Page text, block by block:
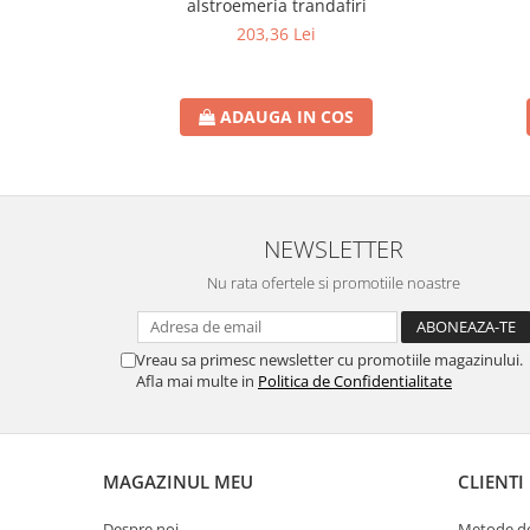
alstroemeria trandafiri
203,36 Lei
ADAUGA IN COS
NEWSLETTER
Nu rata ofertele si promotiile noastre
Vreau sa primesc newsletter cu promotiile magazinului.
Afla mai multe in Politica de Confidentialitate
MAGAZINUL MEU CLIENTI